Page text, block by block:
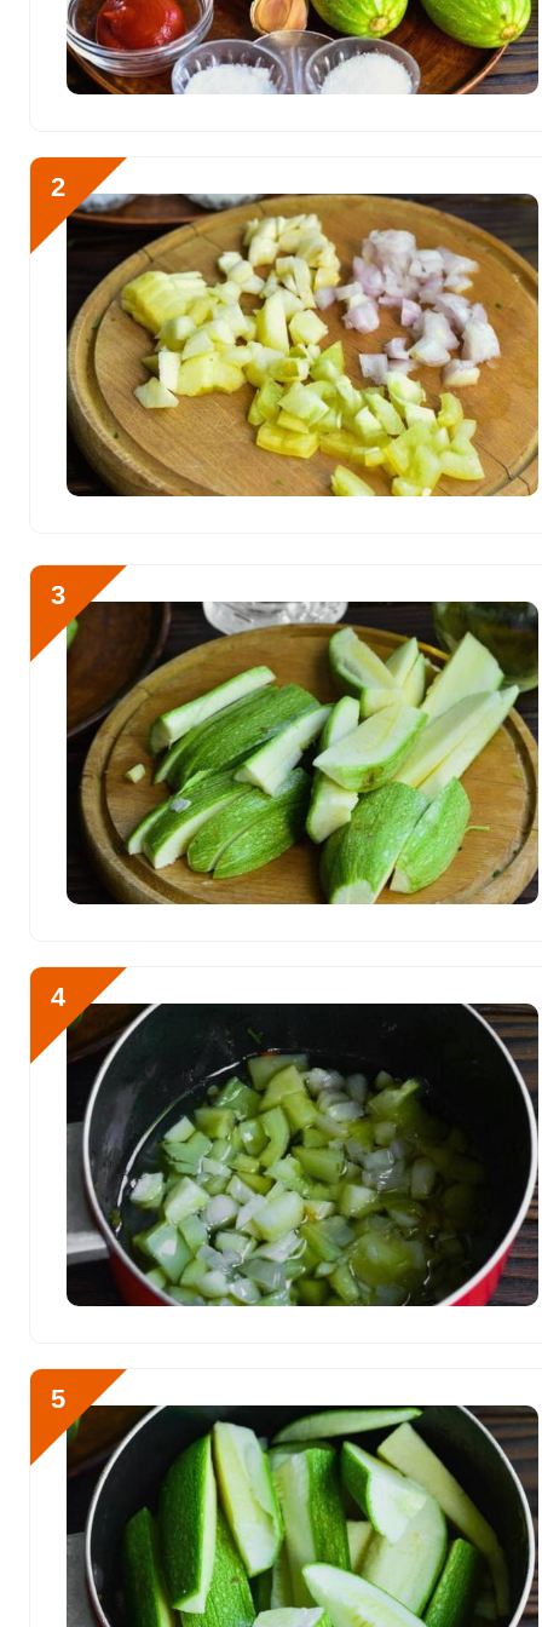
Витамин К 77.4 мкг
Калий
Кальций 321.6 мг
Кремний 512.2 мг
Магний 190.8 мг
Натрий 2004.2 мг
Сера 89.9 мг
Фосфор 293.9 мг
Алюминий
Железо 10.9 мг
Йод 11.2 мкг
Кобальт 34.6 мкг
Литий 105.2 мкг
Марганец 2.3 мкг
1186.6 мкг
Рубидий
Селен 4.6 мкг
Фтор
Хром
Цинк
Бор 720.2 мкг
Ванадий 103.2 мкг
2
3
4
5
Достаем необходимые
персональных данныхи